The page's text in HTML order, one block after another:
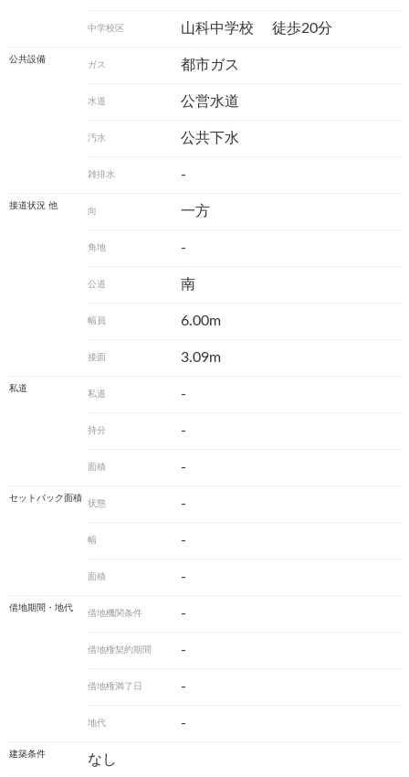
中学校区 山科中学校 徒歩20分
公共設備
ガス 都市ガス
水道 公営水道
汚水 公共下水
雑排水 -
接道状況 他
向 一方
角地 -
公道 南
幅員 6.00m
接面 3.09m
私道
私道 -
持分 -
面積 -
セットバック面積
状態 -
幅 -
面積 -
借地期間・地代
借地機関条件 -
借地権契約期間 -
借地権満了日 -
地代 -
建築条件 なし